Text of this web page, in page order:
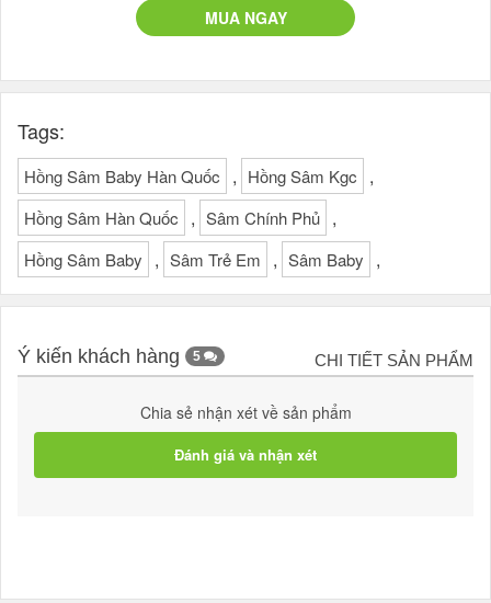
MUA NGAY
Tags:
Hồng Sâm Baby Hàn Quốc , Hồng Sâm Kgc ,
Hồng Sâm Hàn Quốc , Sâm Chính Phủ ,
Hồng Sâm Baby , Sâm Trẻ Em , Sâm Baby ,
Ý kiến khách hàng 5 CHI TIẾT SẢN PHẨM
Chia sẻ nhận xét về sản phẩm
Đánh giá và nhận xét